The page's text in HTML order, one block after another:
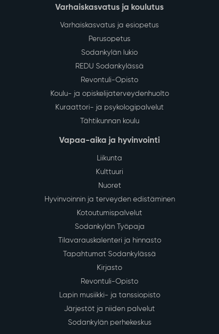
Varhaiskasvatus ja koulutus
Varhaiskasvatus ja esiopetus
Perusopetus
Sodankylän lukio
REDU Sodankylässä
Revontuli-Opisto
Koulu- ja opiskelijaterveydenhuolto
Kuraattori- ja psykologipalvelut
Tähtikunnan koulu
Vapaa-aika ja hyvinvointi
Liikunta
Kulttuuri
Nuoret
Hyvinvoinnin ja terveyden edistäminen
Kotoutumispalvelut
Sodankylän Työpaja
Tilavarauskalenteri ja hinnasto
Tapahtumat Sodankylässä
Kirjasto
Revontuli-Opisto
Lapin musiikki- ja tanssiopisto
Järjestöt ja niiden palvelut
Sodankylän perhekeskus